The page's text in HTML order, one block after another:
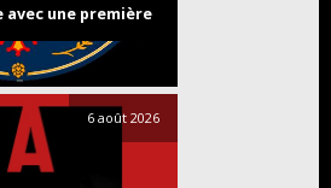
avec une première
6 août 2026